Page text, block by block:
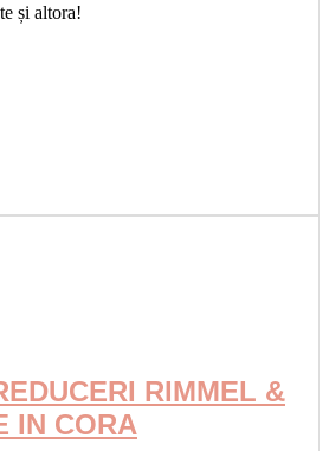
și altora!
RIMMEL &
IN CORA